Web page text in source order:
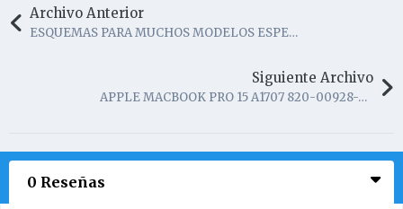
Archivo Anterior
ESQUEMAS PARA MUCHOS MODELOS ESPERO LES SIRVA DISFRUTALO.
Siguiente Archivo
APPLE MACBOOK PRO 15 A1707 820-00928-A - ESquematico
0 Reseñas